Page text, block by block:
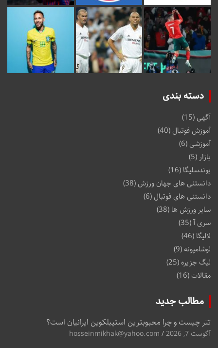
دسته بندی
آگهی(15)
آموزش فوتبال (40)
آموزشی(6)
بازار (5)
بوندسلیگا (16)
دانستنی های جهان ورزش(38)
دانستنی های فوتبال (6)
سایر ورزش ها (38)
سری آ(35)
لالیگا (46)
لوشامپونه(9)
لیگ جزیره (25)
مقالات(16)
مطالب جدید
تتر چیست و چرا محبوبترین استیبلکوین ایرانیان است؟
آگوست 7, 2026 hosseinmikhak@yahoo.com